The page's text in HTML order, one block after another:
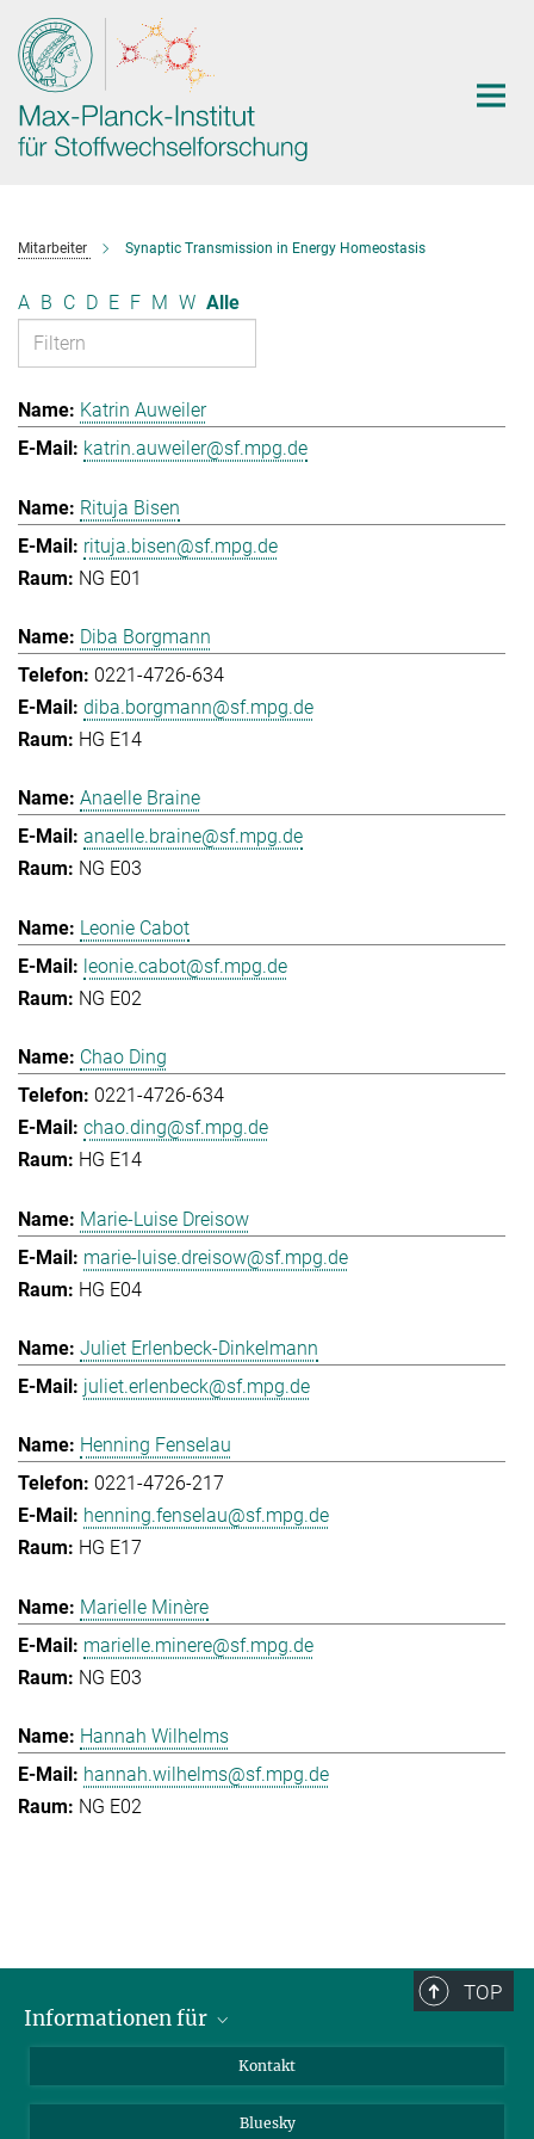
Hauptinhalt
Mitarbeiter Synaptic Transmission in Energy Homeostasis
A B C D E F M W Alle
Katrin Auweiler
katrin.auweiler@sf.mpg.de
Rituja Bisen
rituja.bisen@sf.mpg.de
NG E01
Diba Borgmann
0221-4726-634
diba.borgmann@sf.mpg.de
HG E14
Anaelle Braine
anaelle.braine@sf.mpg.de
NG E03
Leonie Cabot
leonie.cabot@sf.mpg.de
NG E02
Chao Ding
0221-4726-634
chao.ding@sf.mpg.de
HG E14
Marie-Luise Dreisow
marie-luise.dreisow@sf.mpg.de
HG E04
Juliet Erlenbeck-Dinkelmann
juliet.erlenbeck@sf.mpg.de
Henning Fenselau
0221-4726-217
henning.fenselau@sf.mpg.de
HG E17
Marielle Minère
marielle.minere@sf.mpg.de
NG E03
Hannah Wilhelms
hannah.wilhelms@sf.mpg.de
NG E02
TOP
Informationen für
Bewerbende
Kontakt
Bluesky